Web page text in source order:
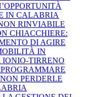
IN CALABRIA
RINVIABILE
CHIACCHIERE:
DI AGIRE
IN
TIRRENO
PERDERLE